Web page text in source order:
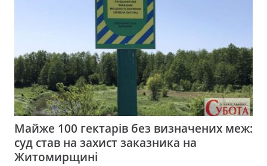
Майже 100 гектарів без визначених меж:
суд став на захист заказника на
Житомирщині